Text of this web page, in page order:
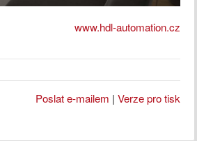
www.hdl-automation.cz
Poslat e-mailem | Verze pro tisk